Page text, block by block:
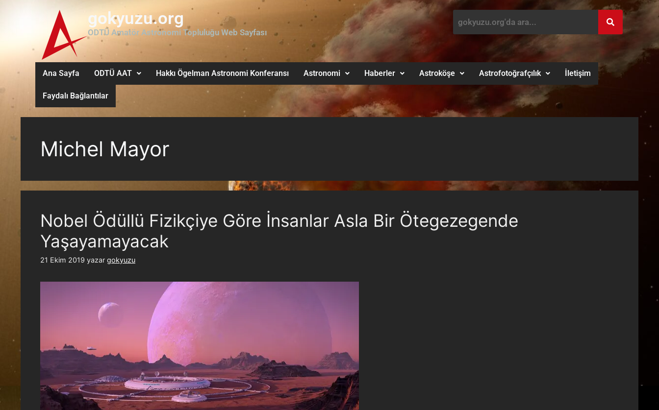
gokyuzu.org
ODTÜ Amatör Astronomi Topluluğu Web Sayfası
Ana Sayfa ODTÜ AAT Hakkı Ögelman Astronomi Konferansı Astronomi Haberler Astroköşe Astrofotoğrafçılık İletişim
Faydalı Bağlantılar
Michel Mayor
Nobel Ödüllü Fizikçiye Göre İnsanlar Asla Bir Ötegezegende
Yaşayamayacak
21 Ekim 2019 yazar gokyuzu